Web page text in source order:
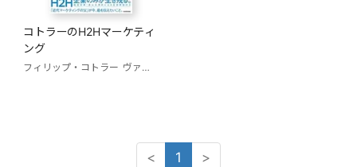
コトラーのH2Hマーケティ
ング
フィリップ・コトラー ヴァルデマール・ファルチ
< 1 >